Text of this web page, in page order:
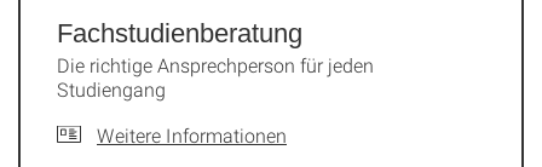
Fachstudien­beratung
Die richtige Ansprechperson für jeden
Studiengang
Weitere Informationen